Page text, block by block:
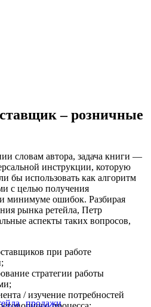
– розничные
словам автора, задача книги —
инструкции, которую
бы использовать как алгоритм
с целью получения
минимуме ошибок. Разбирая
рынка ретейла, Петр
аспекты таких вопросов,
при работе
стратегии работы
/ изучение потребностей
продажи